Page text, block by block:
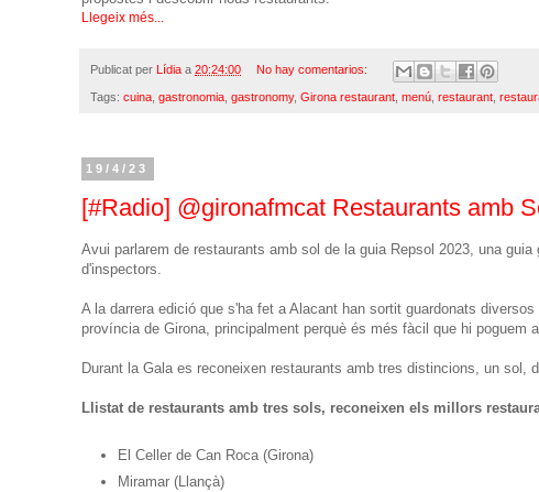
Llegeix més...
Publicat per Lídia a 20:24:00 No hay comentarios:
Tags: cuina gastronomia gastronomy, Girona restaurant menú restaurant
19/4/23
[#Radio] @gironafmcat Restaurants amb
Avui parlarem de restaurants amb sol de la guia Repsol 2023, una
d'inspectors.
A la darrera edició que s'ha fet a Alacant han sortit guardonats
província de Girona, principalment perquè és més fàcil que hi poguem
Durant la Gala es reconeixen restaurants amb tres distincions, un sol,
Llistat de restaurants amb tres sols, reconeixen els millors
El Celler de Can Roca (Girona)
Miramar (Llançà)